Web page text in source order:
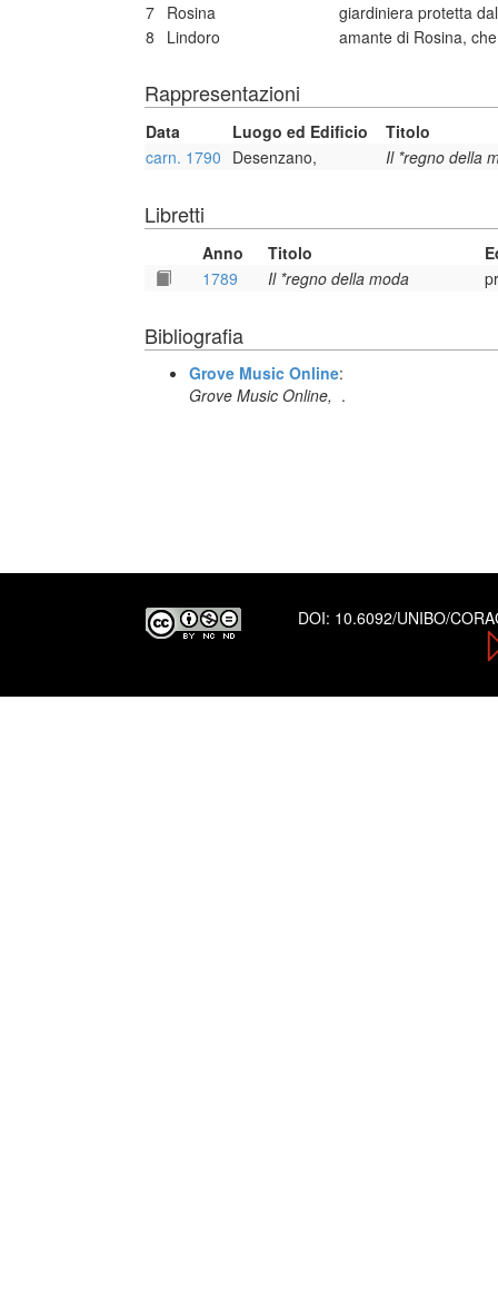
7 Rosina
giardiniera protetta
8
Lindoro amante di Rosina,
Rappresentazioni
Data Luogo ed Edificio
Titolo
carn. 1790 Desenzano, Il *regno della
Libretti
Anno Titolo
1789
Il *regno della moda
Bibliografia
Grove Music Online:
Grove Music Online, .
DOI: 10.6092/UNIBO/